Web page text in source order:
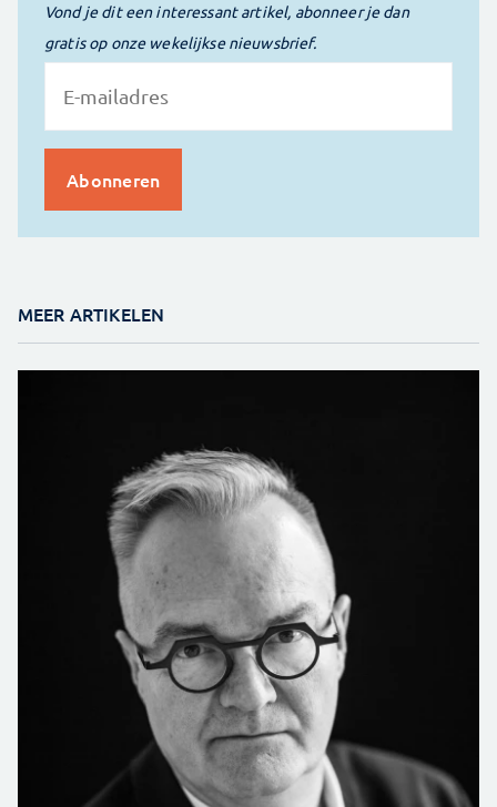
Vond je dit een interessant artikel, abonneer je dan
gratis op onze wekelijkse nieuwsbrief.
MEER ARTIKELEN